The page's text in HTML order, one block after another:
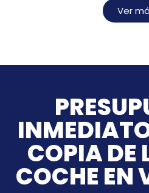
Ver
COPIA DE
COCHE EN